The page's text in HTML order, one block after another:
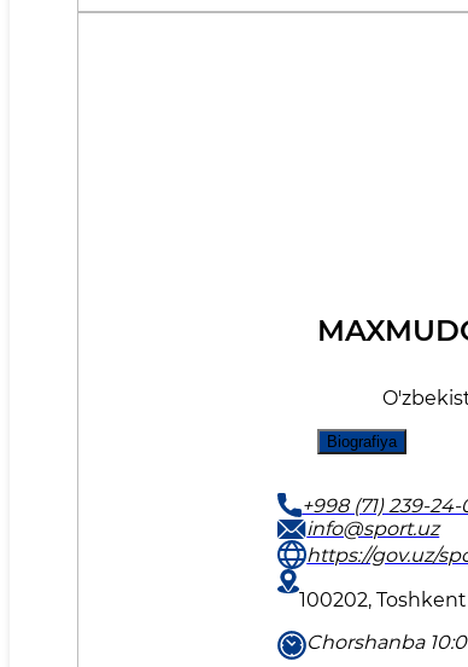
Biografiya
+998 (71) 239-
info@sport.uz
https://gov.uz/
100202,
Chorshanba